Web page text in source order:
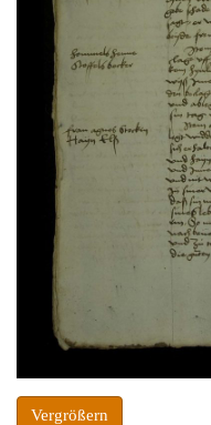
Vergrößern